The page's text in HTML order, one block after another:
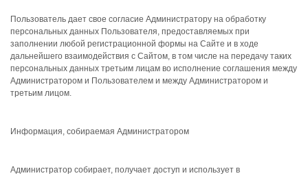
Пользователь дает свое согласие Администратору на обработку
персональных данных Пользователя, предоставляемых при
заполнении любой регистрационной формы на Сайте и в ходе
дальнейшего взаимодействия с Сайтом, в том числе на передачу таких
персональных данных третьим лицам во исполнение соглашения между
Администратором и Пользователем и между Администратором и
третьим лицом.
Информация, собираемая Администратором
Администратор собирает, получает доступ и использует в